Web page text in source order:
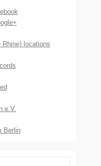
locations
e.V.
Berlin